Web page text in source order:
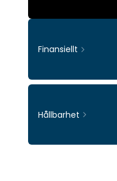
Finansiellt
Hållbarhet